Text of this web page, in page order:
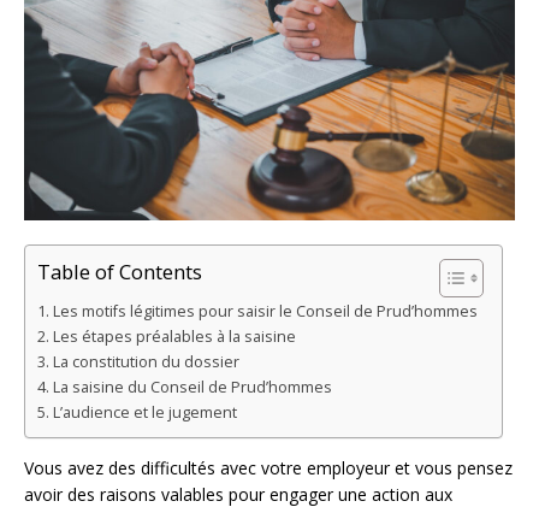
Table of Contents
Les motifs légitimes pour saisir le Conseil de Prud’hommes
Les étapes préalables à la saisine
La constitution du dossier
La saisine du Conseil de Prud’hommes
L’audience et le jugement
Vous avez des difficultés avec votre employeur et vous pensez
avoir des raisons valables pour engager une action aux